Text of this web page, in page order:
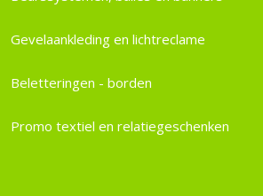
Gevelaankleding en lichtreclame
Beletteringen - borden
Promo textiel en relatiegeschenken